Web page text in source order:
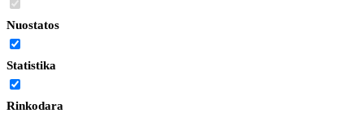
Nuostatos
Statistika
Rinkodara